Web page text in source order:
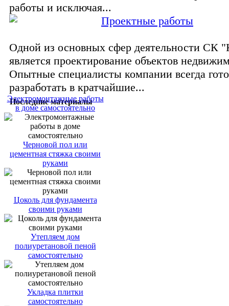
работы и исключая...
Проектные работы
Одной из основных сфер деятельности
является проектирование объектов
Опытные специалисты компании всегда
разработать в кратчайшие...
Последние материалы
Электромонтажные работы
в доме самостоятельно
Черновой пол или
цементная стяжка своими
руками
Цоколь для фундамента
своими руками
Утепляем дом
полиуретановой пеной
самостоятельно
Укладка плитки
самостоятельно